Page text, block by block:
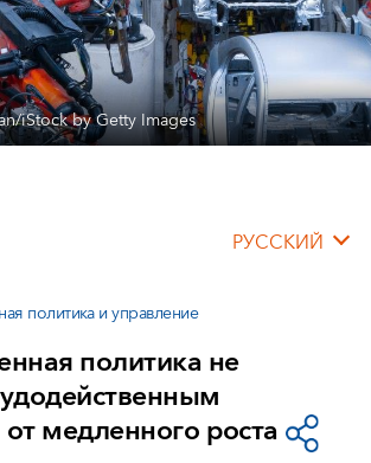
iStock by Getty Images
РУССКИЙ
политика и управление
политика не
медленного роста